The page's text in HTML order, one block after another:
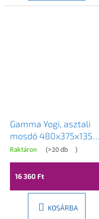
Gamma Yogi, asztali
mosdó 480x375x135
mm, fényes fehér,
GMA-UC-YOGI
Raktáron (>20 db )
16 360 Ft
KOSÁRBA